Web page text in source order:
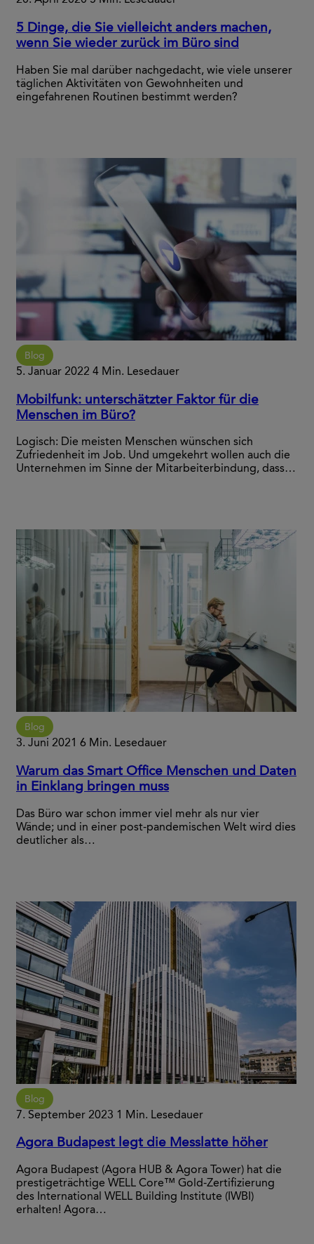
5 Dinge, die Sie vielleicht anders machen,
wenn Sie wieder zurück im Büro sind
Haben Sie mal darüber nachgedacht, wie viele unserer
täglichen Aktivitäten von Gewohnheiten und
eingefahrenen Routinen bestimmt werden?
Blog
5. Januar 2022 4 Min. Lesedauer
Mobilfunk: unterschätzter Faktor für die
Menschen im Büro?
Logisch: Die meisten Menschen wünschen sich
Zufriedenheit im Job. Und umgekehrt wollen auch die
Unternehmen im Sinne der Mitarbeiterbindung, dass…
Blog
3. Juni 2021 6 Min. Lesedauer
Warum das Smart Office Menschen und Daten
in Einklang bringen muss
Das Büro war schon immer viel mehr als nur vier
Wände; und in einer post-pandemischen Welt wird dies
deutlicher als…
Blog
7. September 2023 1 Min. Lesedauer
Agora Budapest legt die Messlatte höher
Agora Budapest (Agora HUB & Agora Tower) hat die
prestigeträchtige WELL Core™ Gold-Zertifizierung
des International WELL Building Institute (IWBI)
erhalten! Agora…